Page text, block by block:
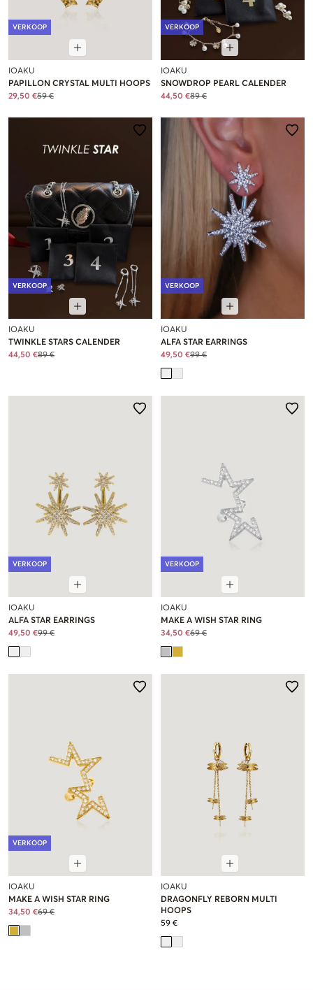
VERKOOP
IOAKU
PAPILLON CRYSTAL MULTI HOOPS
29,50 €59 €
VERKOOP
IOAKU
SNOWDROP PEARL CALENDER
44,50 €89 €
VERKOOP
IOAKU
TWINKLE STARS CALENDER
44,50 €89 €
VERKOOP
IOAKU
ALFA STAR EARRINGS
49,50 €99 €
VERKOOP
IOAKU
ALFA STAR EARRINGS
49,50 €99 €
VERKOOP
IOAKU
MAKE A WISH STAR RING
34,50 €69 €
VERKOOP
IOAKU
MAKE A WISH STAR RING
34,50 €69 €
IOAKU
DRAGONFLY REBORN MULTI
HOOPS
59 €